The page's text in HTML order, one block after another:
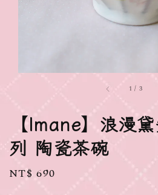
1 / 3
【Imane】浪漫
列 陶瓷茶碗
Regular
NT$ 690